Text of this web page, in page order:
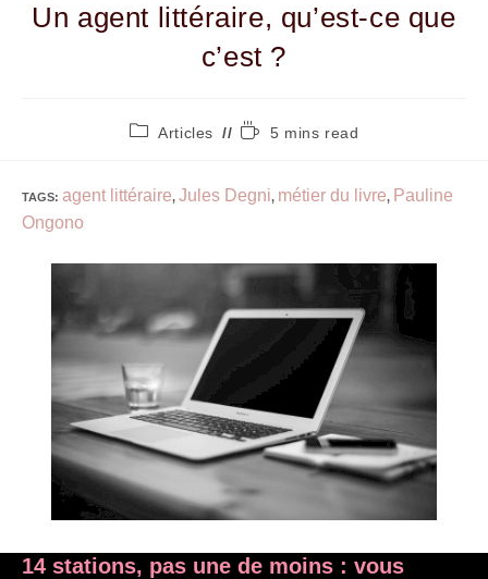
Un agent littéraire, qu’est-ce que
c’est ?
Articles 5 mins read
TAGS: agent littéraire, Jules Degni, métier du livre, Pauline
Ongono
14 stations, pas une de moins : vous